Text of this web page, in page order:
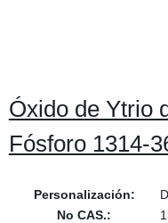
Óxido de Ytrio
Fósforo 1314-
Personalización:
No CAS.: